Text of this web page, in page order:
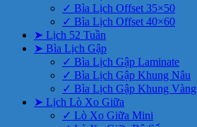
✓ Bìa Lịch Offset 35×50
✓ Bìa Lịch Offset 40×60
➤ Lịch 52 Tuần
➤ Bìa Lịch Gập
✓ Bìa Lịch Gập Laminate
✓ Bìa Lịch Gập Khung Nâu
✓ Bìa Lịch Gập Khung Vàng
➤ Lịch Lò Xo Giữa
✓ Lò Xo Giữa Mini